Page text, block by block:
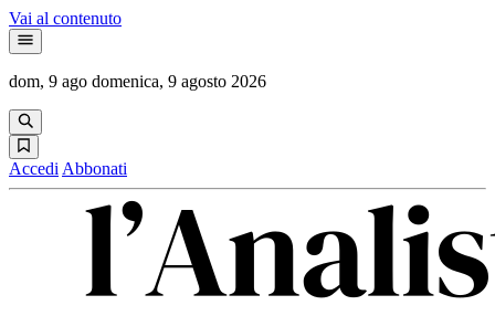
Vai al contenuto
dom, 9 ago domenica, 9 agosto 2026
Accedi Abbonati